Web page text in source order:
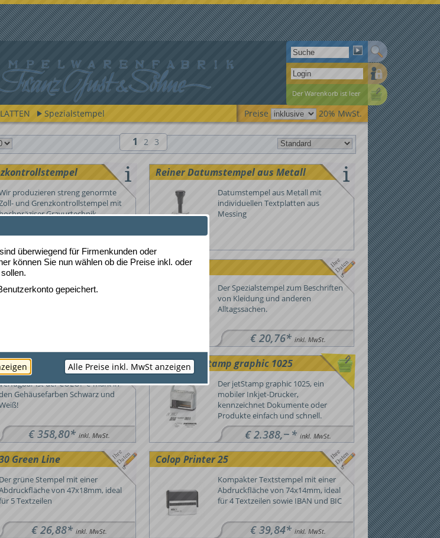
Der Warenkorb ist leer
Preise 20% MwSt.
Spezialstempel
1 2 3
produzieren streng genormte
und Grenzkontrollstempel mit
Gravurtechnik
Reiner Datumstempel aus Metall
Datumstempel aus Metall mit
individuellen Textplatten aus
Messing
nassfestes, nachhaltiges und
"Just Mark"
Der Spezialstempel zum Beschriften
von Kleidung und anderen
Alltagssachen.
€ 20,76* inkl. MwSt.
ist der COLOP e-mark in
Gehäusefarben Schwarz und
€ 358,80* inkl. MwSt.
REINER jetStamp graphic 1025
Der jetStamp graphic 1025, ein
mobiler Inkjet-Drucker,
kennzeichnet Dokumente oder
Produkte einfach und schnell.
€ 2.388,−− * inkl. MwSt.
Green Line
Der grüne Stempel mit einer
von 47x18mm, ideal
5 Textzeilen
€ 26,88* inkl. MwSt.
Colop Printer 25
Kompakter Textstempel mit einer
Abdruckfläche von 74x14mm, ideal
für 4 Textzeilen sowie IBAN und BIC
€ 39,84* inkl. MwSt.
überwiegend für Firmenkunden oder
können Sie nun wählen ob die Preise inkl. oder
gepeichert.
Alle Preise inkl. MwSt anzeigen